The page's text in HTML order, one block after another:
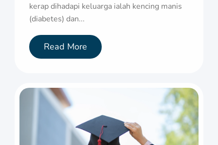
kerap dihadapi keluarga ialah kencing manis
(diabetes) dan...
Read More